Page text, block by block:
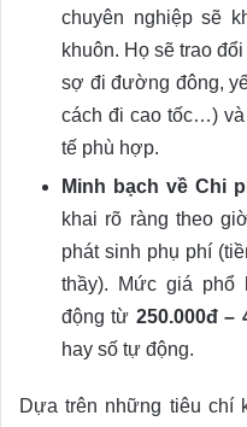
chuyên nghiệp sẽ
khuôn. Họ sẽ trao
sợ đi đường đông,
cách đi cao tốc…)
tế phù hợp.
Minh bạch về Chi
khai rõ ràng theo
phát sinh phụ phí
thầy). Mức giá phổ
động từ 250.000đ –
hay số tự động.
Dựa trên những tiêu chí